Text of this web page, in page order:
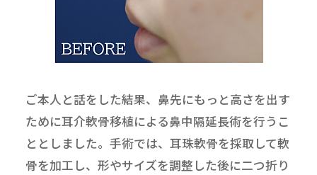
ご本人と話をした結果、鼻先にもっと高さを出す
ために耳介軟骨移植による鼻中隔延長術を行うこ
ととしました。手術では、耳珠軟骨を採取して軟
骨を加工し、形やサイズを調整した後に二つ折り